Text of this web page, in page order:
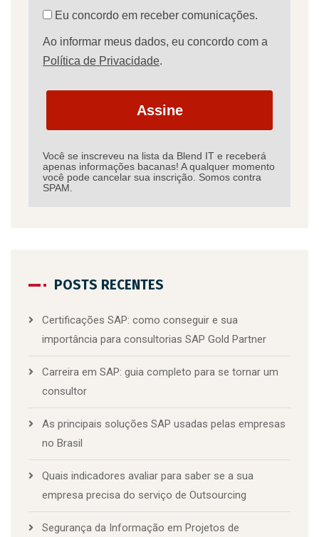
Eu concordo em receber comunicações.
Ao informar meus dados, eu concordo com a
Política de Privacidade.
Assine
Você se inscreveu na lista da Blend IT e receberá
apenas informações bacanas! A qualquer momento
você pode cancelar sua inscrição. Somos contra
SPAM.
POSTS RECENTES
Certificações SAP: como conseguir e sua
importância para consultorias SAP Gold Partner
Carreira em SAP: guia completo para se tornar um
consultor
As principais soluções SAP usadas pelas empresas
no Brasil
Quais indicadores avaliar para saber se a sua
empresa precisa do serviço de Outsourcing
Segurança da Informação em Projetos de